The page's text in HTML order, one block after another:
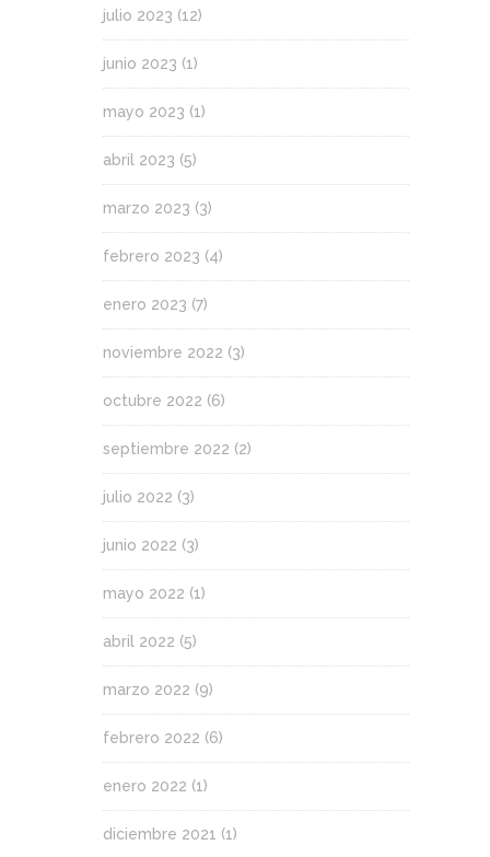
julio 2023 (12)
junio 2023 (1)
mayo 2023 (1)
abril 2023 (5)
marzo 2023 (3)
febrero 2023 (4)
enero 2023 (7)
noviembre 2022 (3)
octubre 2022 (6)
septiembre 2022 (2)
julio 2022 (3)
junio 2022 (3)
mayo 2022 (1)
abril 2022 (5)
marzo 2022 (9)
febrero 2022 (6)
enero 2022 (1)
diciembre 2021 (1)